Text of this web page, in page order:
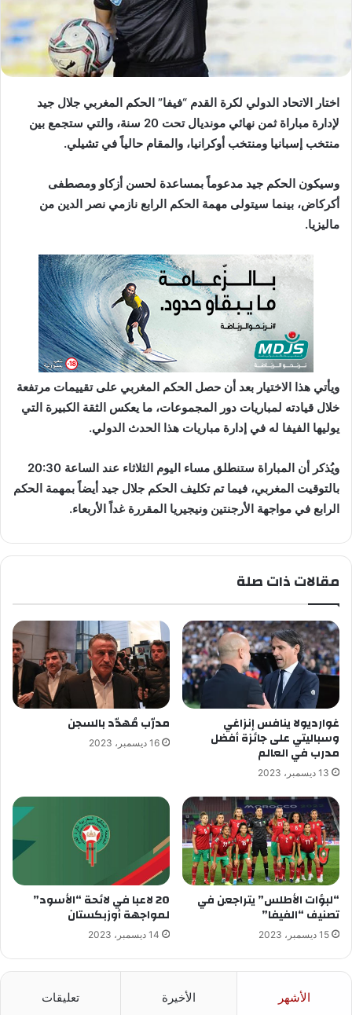
ر
اختار الاتحاد الدولي لكرة القدم “فيفا” الحكم المغربي جلال جيد
لإدارة مباراة ثمن نهائي مونديال تحت 20 سنة، والتي ستجمع بين
منتخب إسبانيا ومنتخب أوكرانيا، والمقام حالياً في تشيلي.
وسيكون الحكم جيد مدعوماً بمساعدة لحسن أزكاو ومصطفى
أكركاض، بينما سيتولى مهمة الحكم الرابع نازمي نصر الدين من
ماليزيا.
ويأتي هذا الاختيار بعد أن حصل الحكم المغربي على تقييمات مرتفعة
خلال قيادته لمباريات دور المجموعات، ما يعكس الثقة الكبيرة التي
يوليها الفيفا له في إدارة مباريات هذا الحدث الدولي.
ويُذكر أن المباراة ستنطلق مساء اليوم الثلاثاء عند الساعة 20:30
بالتوقيت المغربي، فيما تم تكليف الحكم جلال جيد أيضاً بمهمة الحكم
الرابع في مواجهة الأرجنتين ونيجيريا المقررة غداً الأربعاء.
مقالات ذات صلة
غوارديولا ينافس إنزاغي
وسباليتي على جائزة أفضل
مدرب في العالم
13 ديسمبر، 2023
مدرّب مُهدّد بالسجن
16 ديسمبر، 2023
“لبؤات الأطلس” يتراجعن في
تصنيف “الفيفا”
15 ديسمبر، 2023
20 لاعبا في لائحة “الأسود”
لمواجهة أوزبكستان
14 ديسمبر، 2023
الأشهر الأخيرة تعليقات